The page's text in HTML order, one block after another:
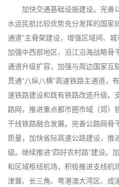
加快交通基础设施建设。完善
水运民航比较优势充分发挥的国家
通道”主骨架建设，增强区域间、
加强中西部地区、沿江沿海战略骨
通道升级扩容，加强与周边国家互
贯通“八纵八横”高速铁路主通道，
速铁路建设和既有铁路改造升级。
路网，推进重点都市圈市域（郊）
干线铁路融合发展。完善公路网骨
质量，加快省际高速公路建设，推
级。继续推进“四好农村路”建设。
和区域枢纽机场，积极推进支线机
津冀、长三角、粤港澳大湾区、成